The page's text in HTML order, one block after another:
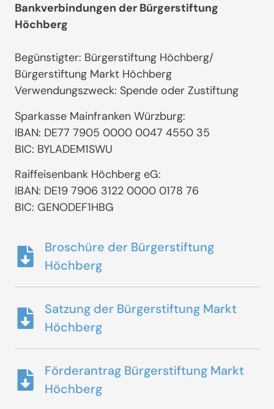
Bankverbindungen der Bürgerstiftung
Höchberg
Begünstigter: Bürgerstiftung Höchberg/
Bürgerstiftung Markt Höchberg
Verwendungszweck: Spende oder Zustiftung
Sparkasse Mainfranken Würzburg:
IBAN: DE77 7905 0000 0047 4550 35
BIC: BYLADEM1SWU
Raiffeisenbank Höchberg eG:
IBAN: DE19 7906 3122 0000 0178 76
BIC: GENODEF1HBG
Broschüre der Bürgerstiftung
Höchberg
Satzung der Bürgerstiftung Markt
Höchberg
Förderantrag Bürgerstiftung Markt
Höchberg